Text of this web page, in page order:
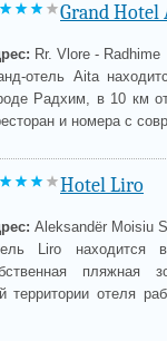
Grand Hotel
Rr. Vlore - Radhime
отель Aita
Радхим, в 10 км
и номера с
Hotel Liro
Aleksandër Moisiu
Liro находится
пляжная
территории отеля